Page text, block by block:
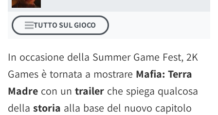
TUTTO SUL GIOCO
In occasione della Summer Game Fest, 2K
Games è tornata a mostrare Mafia: Terra
Madre con un trailer che spiega qualcosa
della storia alla base del nuovo capitolo